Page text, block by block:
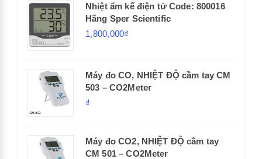
Nhiệt ẩm kế điện tử Code: 800016
Hãng Sper Scientific
1,800,000₫
Máy đo CO, NHIỆT ĐỘ cầm tay CM
503 – CO2Meter
₫
Máy đo CO2, NHIỆT ĐỘ cầm tay
CM 501 – CO2Meter